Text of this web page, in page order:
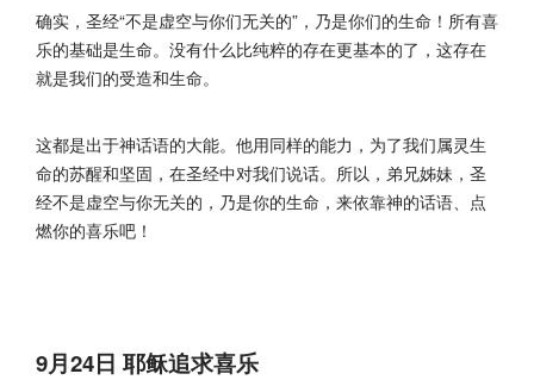
确实，圣经“不是虚空与你们无关的”，乃是你们的生命！所有喜
乐的基础是生命。没有什么比纯粹的存在更基本的了，这存在
就是我们的受造和生命。
这都是出于神话语的大能。他用同样的能力，为了我们属灵生
命的苏醒和坚固，在圣经中对我们说话。所以，弟兄姊妹，圣
经不是虚空与你无关的，乃是你的生命，来依靠神的话语、点
燃你的喜乐吧！
9月24日 耶稣追求喜乐